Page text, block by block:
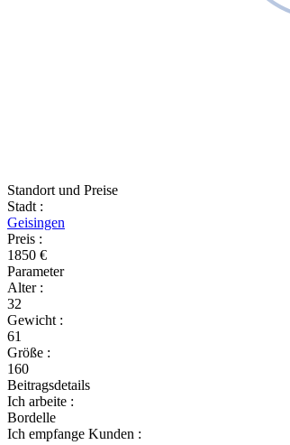
Standort und Preise
Stadt :
Geisingen
Preis :
1850 €
Parameter
Alter :
32
Gewicht :
61
Größe :
160
Beitragsdetails
Ich arbeite :
Bordelle
Ich empfange Kunden :